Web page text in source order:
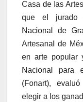
Casa de las
que el jurado
Nacional de
Artesanal de
en arte popular
Nacional para
(Fonart),
elegir a los